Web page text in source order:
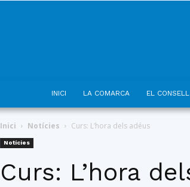
INICI LA COMARCA EL CONSELL
Inici Notícies Curs: L’hora dels adéus
Notícies
Curs: L’hora